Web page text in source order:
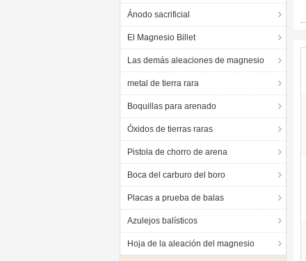
Ánodo sacrificial
El Magnesio Billet
Las demás aleaciones de magnesio
metal de tierra rara
Boquillas para arenado
Óxidos de tierras raras
Pistola de chorro de arena
Boca del carburo del boro
Placas a prueba de balas
Azulejos balísticos
Hoja de la aleación del magnesio